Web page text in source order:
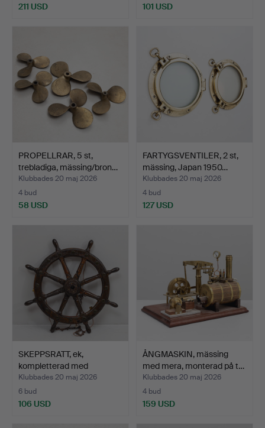
211 USD 101 USD
PROPELLRAR, 5 st,
trebladiga, mässing/bron…
Klubbades 20 maj 2026
4 bud
58 USD
FARTYGSVENTILER, 2 st,
mässing, Japan 1950…
Klubbades 20 maj 2026
4 bud
127 USD
SKEPPSRATT, ek,
kompletterad med
belysning.
Klubbades 20 maj 2026
6 bud
106 USD
ÅNGMASKIN, mässing
med mera, monterad på t…
Klubbades 20 maj 2026
4 bud
159 USD